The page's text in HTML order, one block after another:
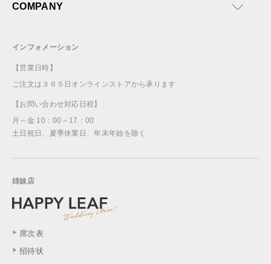
COMPANY
インフォメーション
【営業日時】
ご注文は３６５日オンラインストアから承ります
【お問い合わせ対応日程】
月～金 10：00～17：00
土日祝日、夏季休業日、年末年始を除く
姉妹店
席次表
招待状